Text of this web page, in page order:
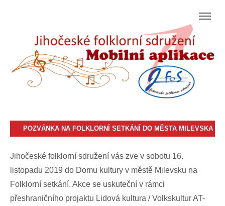
POZVÁNKA NA FOLKLORNÍ SETKÁNÍ DO MĚSTA MILEVSKA
Jihočeské folklorní sdružení vás zve v sobotu 16.
listopadu 2019 do Domu kultury v městě Milevsku na
Folklorní setkání. Akce se uskuteční v rámci
přeshraničního projaktu Lidová kultura / Volkskultur AT-